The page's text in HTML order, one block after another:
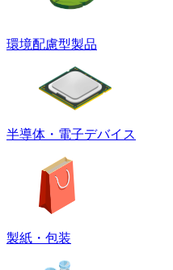
環境配慮型製品
半導体・電子デバイス
製紙・包装